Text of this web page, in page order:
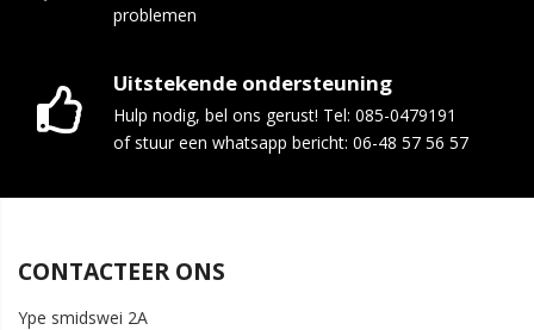
problemen
Uitstekende ondersteuning
Hulp nodig, bel ons gerust! Tel: 085-0479191
of stuur een whatsapp bericht: 06-48 57 56 57
CONTACTEER ONS
Ype smidswei 2A